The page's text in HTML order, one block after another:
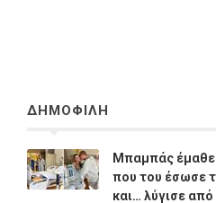
ΔΗΜΟΦΙΛΗ
Μπαμπάς έμαθε
που του έσωσε
και… λύγισε από